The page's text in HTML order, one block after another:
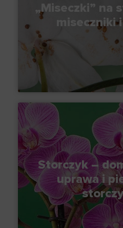
„Miseczki” na
miseczniki
Storczyk –
uprawa i